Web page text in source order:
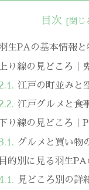
目次
生PAの基本情報と
上り線の見どころ｜
江戸の町並みと
江戸グルメと食
り線の見どころ｜
グルメと買い物
目的別に見る羽生PA
見どころ別の詳